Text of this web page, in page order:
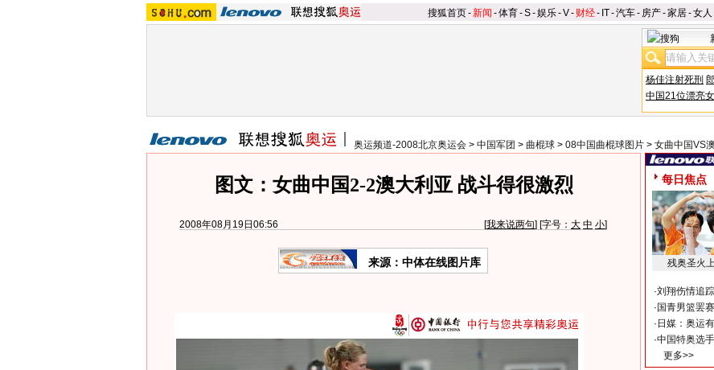
搜狐首页-新闻 -体育-S-娱乐-V- 财经- IT-汽车- 房产-家居-女人
杨佳注射死刑
中国21位漂亮
奥运频道-2008北京奥运会 > 中国军团 > 曲棍球 > 08中国曲棍球图片 > 女曲中国VS
图文：女曲中国2-2澳大利亚 战斗得很激烈
2008年08月19日06:56 [我来说两句] [字号： 大 中 小]
来源：中体在线图片库
每日焦点
残奥圣火
·刘翔伤情追
· 国青男篮罢
· 日媒：奥运
·中国特奥选
更多>>